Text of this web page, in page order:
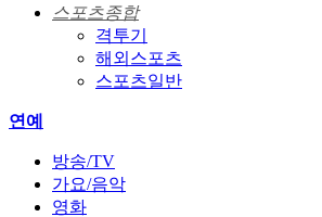
스포츠종합
격투기
해외스포츠
스포츠일반
연예
방송/TV
가요/음악
영화